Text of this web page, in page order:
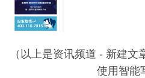
（以上是资讯频道 - 新建
使用智能